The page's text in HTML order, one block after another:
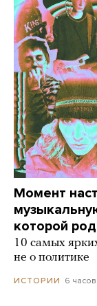
Момент
которой
10 самых
не о политике
ИСТОРИИ 6